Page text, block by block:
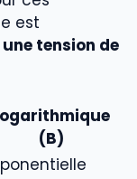
est
tension de
(B)